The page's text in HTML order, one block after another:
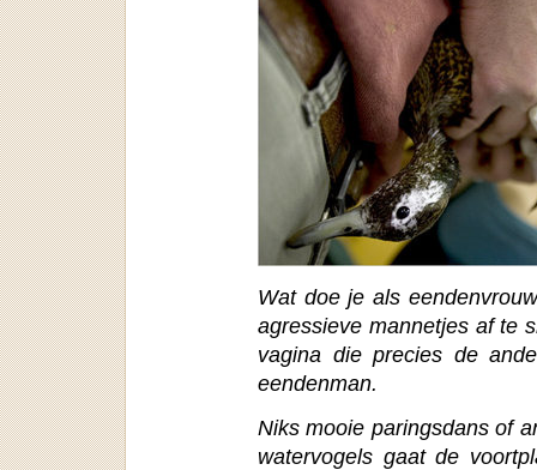
Wat doe je als
agressieve mannetjes af te
vagina die precies de
eendenman.
Niks mooie paringsdans of
watervogels gaat de